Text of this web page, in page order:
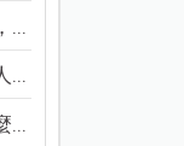
頭護頭、陪伴撤離
...
...
...